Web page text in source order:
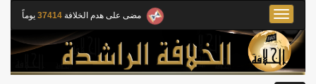
مضى على هدم الخلافة 37414 يوماً
Toggle
navigation